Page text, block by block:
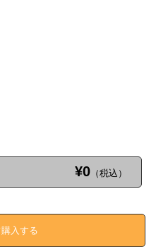
¥0 （税込）
入する